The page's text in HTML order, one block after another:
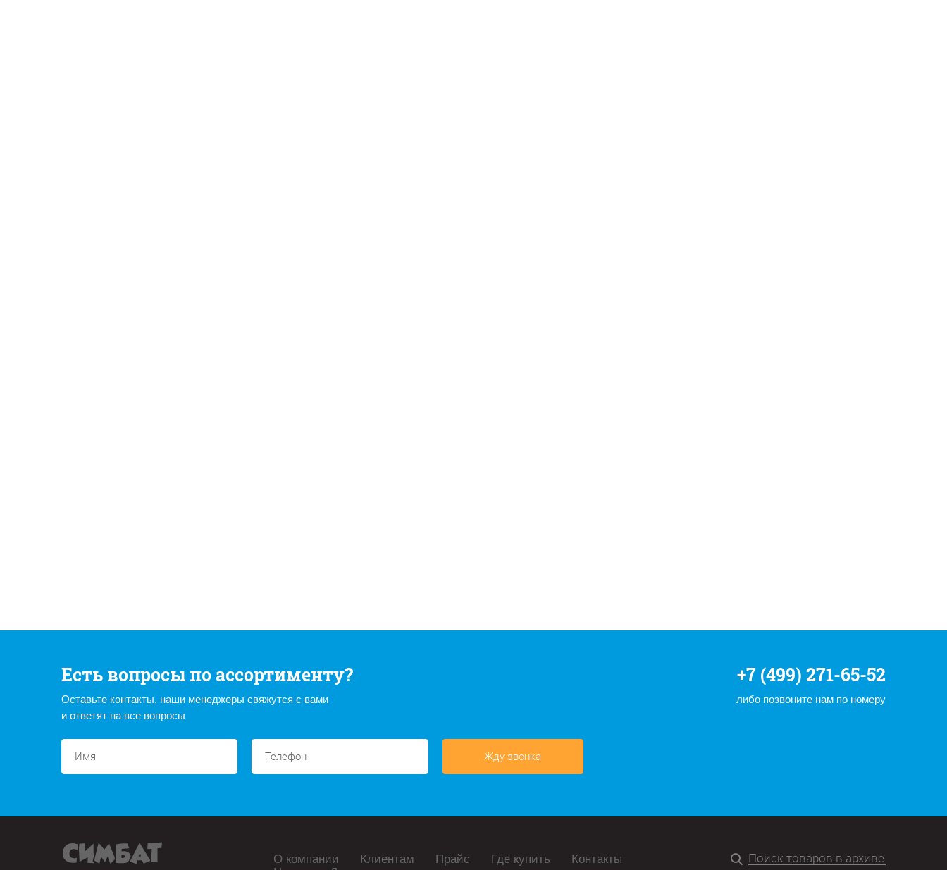
Есть вопросы по ассортименту?
Оставьте контакты, наши менеджеры свяжутся с вами
и ответят на все вопросы
+7 (499) 271-65-52
либо позвоните нам по номеру
Жду звонка
О компании Клиентам Прайс Где купить Контакты